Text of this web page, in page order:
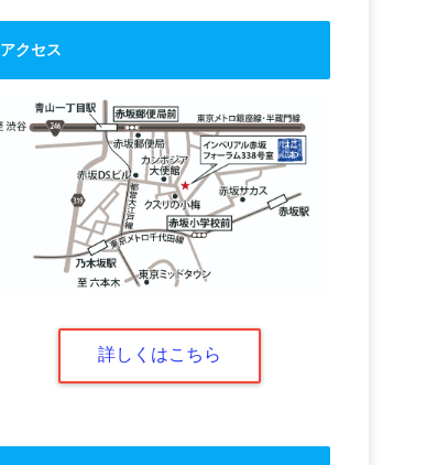
アクセス
詳しくはこちら